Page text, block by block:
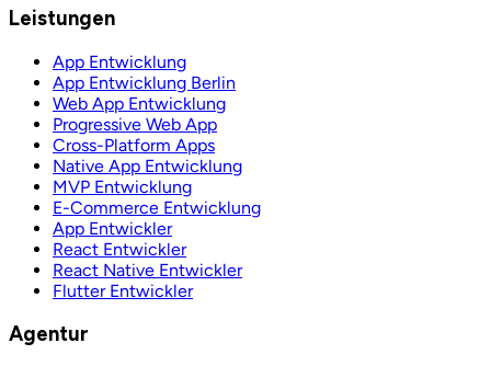
Leistungen
App Entwicklung
App Entwicklung Berlin
Web App Entwicklung
Progressive Web App
Cross-Platform Apps
Native App Entwicklung
MVP Entwicklung
E-Commerce Entwicklung
App Entwickler
React Entwickler
React Native Entwickler
Flutter Entwickler
Agentur